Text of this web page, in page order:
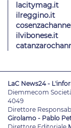
lacitymag.it
ilreggino.it
ilvibonese.it
LaC News24 -
Diemmecom
4049
Direttore
Girolamo - Pablo